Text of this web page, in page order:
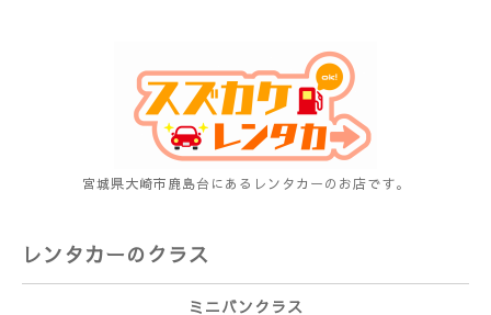
宮城県大崎市鹿島台にあるレンタカーのお店です。
レンタカーのクラス
ミニバンクラス